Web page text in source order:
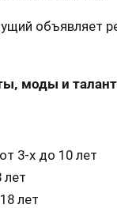
объявляет
моды и
3-х до 10 лет
лет